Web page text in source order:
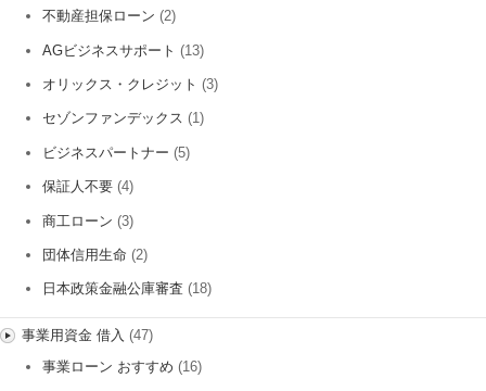
不動産担保ローン (2)
AGビジネスサポート (13)
オリックス・クレジット (3)
セゾンファンデックス (1)
ビジネスパートナー (5)
保証人不要 (4)
商工ローン (3)
団体信用生命 (2)
日本政策金融公庫審査 (18)
事業用資金 借入 (47)
事業ローン おすすめ (16)